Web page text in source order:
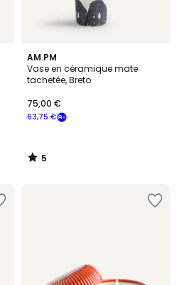
AM.PM
Vase en céramique mate
tachetée, Breto
63,75 €
75,00 €
5
/
5
5
/